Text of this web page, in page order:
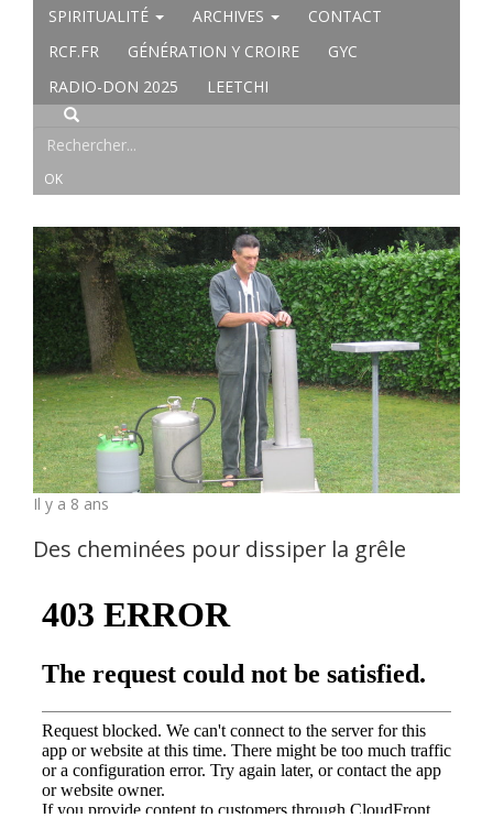
SPIRITUALITÉ
ARCHIVES
CONTACT
RCF.FR
GÉNÉRATION Y CROIRE
GYC
RADIO-DON 2025
LEETCHI
Il y a 8 ans
Des cheminées pour dissiper la grêle